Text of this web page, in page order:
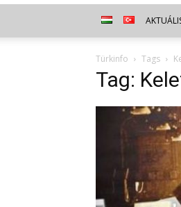
Türkinfo Tags
Tag: